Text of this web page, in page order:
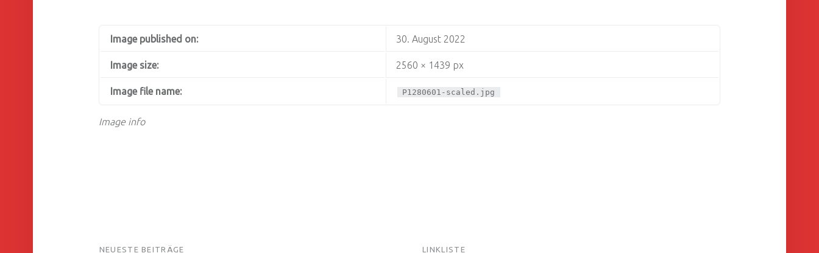
Image info
Image published on: 30. August 2022
Image size: 2560 × 1439 px
Image file name: P1280601-scaled.jpg
FOOTER SIDEBAR
NEUESTE BEITRÄGE LINKLISTE